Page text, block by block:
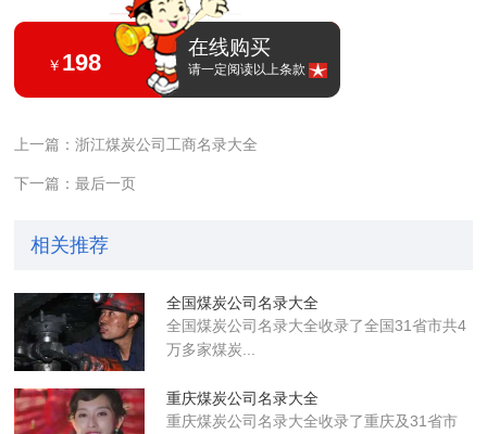
￥ 198
在线购买
请一定阅读以上条款
上一篇：浙江煤炭公司工商名录大全
下一篇：最后一页
相关推荐
全国煤炭公司名录大全
全国煤炭公司名录大全收录了全国31省市共4
万多家煤炭...
重庆煤炭公司名录大全
重庆煤炭公司名录大全收录了重庆及31省市